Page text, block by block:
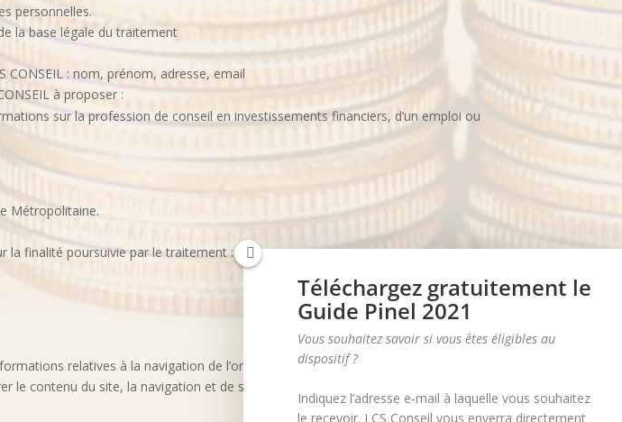
personnelles.
la base légale du traitement
CONSEIL : nom, prénom, adresse, email
à proposer :
sur la profession de conseil en investissements financiers, d’un emploi ou
Métropolitaine.
la finalité poursuivie par le traitement :
relatives à la navigation de l’ordinateur sur le site (les pages consultées, la
contenu du site, la navigation et de simplifier l’accès en supprimant la phase de
Téléchargez gratuitement le
Guide Pinel 2021
Vous souhaitez savoir si vous êtes éligibles au
dispositif ?
Indiquez l’adresse e-mail à laquelle vous souhaitez
le recevoir. LCS Conseil vous enverra directement